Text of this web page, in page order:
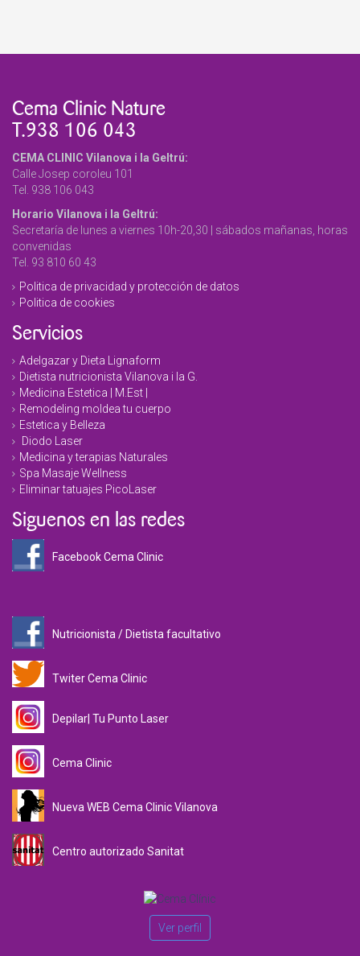
Cema Clinic Nature
T.938 106 043
CEMA CLINIC Vilanova i la Geltrú:
Calle Josep coroleu 101
Tel. 938 106 043
Horario Vilanova i la Geltrú:
Secretaría de lunes a viernes 10h-20,30 | sábados mañanas, horas
convenidas
Tel. 93 810 60 43
Politica de privacidad y protección de datos
Politica de cookies
Servicios
Adelgazar y Dieta Lignaform
Dietista nutricionista Vilanova i la G.
Medicina Estetica | M.Est |
Remodeling moldea tu cuerpo
Estetica y Belleza
Diodo Laser
Medicina y terapias Naturales
Spa Masaje Wellness
Eliminar tatuajes PicoLaser
Siguenos en las redes
Facebook Cema Clinic
Nutricionista / Dietista facultativo
Twiter Cema Clinic
Depilar| Tu Punto Laser
Cema Clinic
Nueva WEB Cema Clinic Vilanova
Centro autorizado Sanitat
Ver perfil